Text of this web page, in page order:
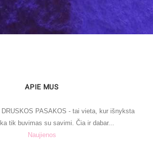
APIE MUS
PASAKOS - tai vieta, kur išnyksta
tik buvimas su savimi. Čia ir dabar...
Naujienos